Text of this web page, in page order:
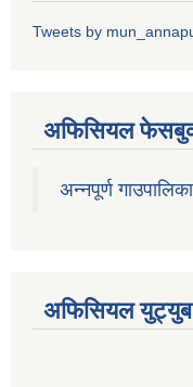
Tweets by
अफिसियल
अन्नपूर्ण गाउपालिका
अफिसियल